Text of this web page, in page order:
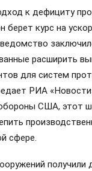
к дефициту
берет курс на
расширить
для систем
РИА
США, этот
сфере.
получили